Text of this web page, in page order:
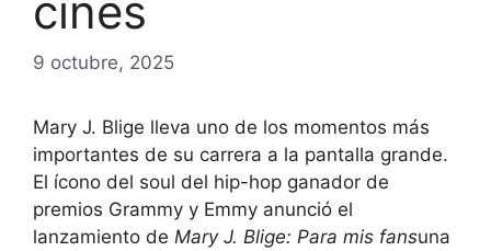
cines
9 octubre, 2025
Mary J. Blige lleva uno de los momentos más
importantes de su carrera a la pantalla grande.
El ícono del soul del hip-hop ganador de
premios Grammy y Emmy anunció el
lanzamiento de Mary J. Blige: Para mis fansuna